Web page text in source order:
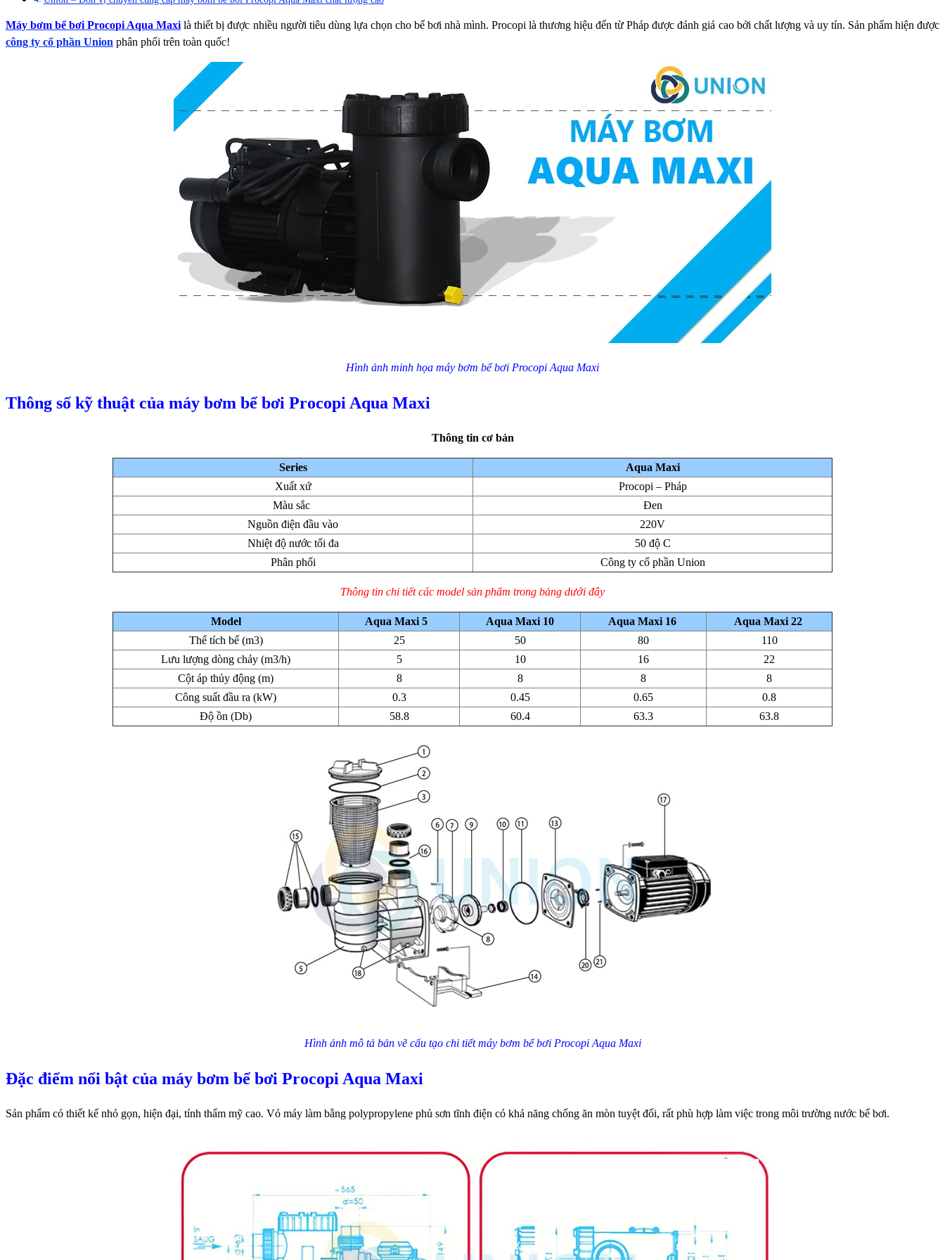
Máy bơm bể bơi Procopi Aqua Maxi là thiết bị được nhiều người tiêu dùng lựa chọn cho bể bơi nhà mình. Procopi là thương hiệu đến từ Pháp được đánh giá cao bởi chất lượng và uy tín. Sản phẩm hiện được
công ty cổ phần Union phân phối trên toàn quốc!
Hình ảnh minh họa máy bơm bể bơi Procopi Aqua Maxi
Thông số kỹ thuật của máy bơm bể bơi Procopi Aqua Maxi
Thông tin cơ bản
Series
Aqua Maxi
Xuất xứ
Procopi – Pháp
Màu sắc
Đen
Nguồn điện đầu vào
220V
Nhiệt độ nước tối đa
50 độ C
Phân phối
Công ty cổ phần Union
Thông tin chi tiết các model sản phẩm trong bảng dưới đây
Model Aqua Maxi 5 Aqua Maxi 10 Aqua Maxi 16
Aqua Maxi 22
Thể tích bể (m3)
25 50 80
110
Lưu lượng dòng chảy (m3/h)
5 10 16
22
Cột áp thủy động (m)
8 8 8
8
Công suất đầu ra (kW)
0.3 0.45 0.65
0.8
Độ ồn (Db)
58.8 60.4 63.3 63.8
Hình ảnh mô tả bản vẽ cấu tạo chi tiết máy bơm bể bơi Procopi Aqua Maxi
Đặc điểm nổi bật của máy bơm bể bơi Procopi Aqua Maxi
Sản phẩm có thiết kế nhỏ gọn, hiện đại, tính thẩm mỹ cao. Vỏ máy làm bằng polypropylene phủ sơn tĩnh điện có khả năng chống ăn mòn tuyệt đối, rất phù hợp làm việc trong môi trường nước bể bơi.